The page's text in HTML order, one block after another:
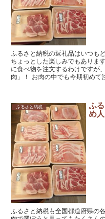
ふるさと納税の返礼品はいつも
ちょっとした楽しみでもありま
に食べ物を注文するわけですが
肉」！ お肉の中でも今期初めて
ふるさと納税
ふ
め
ふるさと納税も全国都道府県の